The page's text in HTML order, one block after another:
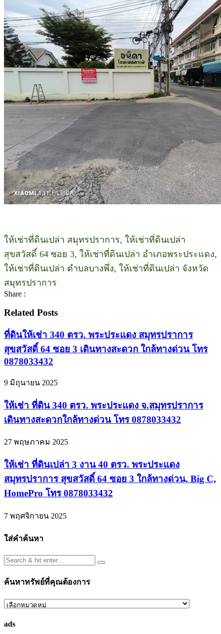
ให้เช่าที่ดินเปล่า สมุทรปราการ, ให้เช่าที่ดินเปล่า
สุขสวัสดิ์ 64 ซอย 3, ให้เช่าที่ดินเปล่า อำเภอพระประแดง,
ให้เช่าที่ดินเปล่า ตำบลบางพึ่ง, ให้เช่าที่ดินเปล่า จังหวัด
สมุทรปราการ
Share :
Related Posts
ที่ดินให้เช่า 340 ตรว. พระประแดง สมุทรปราการ
สุขสวัสดิ์ 64 ซอย 3 เดินทางสะดวก ใกล้ทางด่วน โทร
0878033432
9 มิถุนายน 2025
ให้เช่า ที่ดิน 340 ตรว. พระประแดง จ.สมุทรปราการ
เดินทางสะดวกใกล้ทางด่วน โทร 0878033432
27 พฤษภาคม 2025
ให้เช่า ที่ดินเปล่า 3 งาน 40 ตรว. พระประแดง
สมุทรปราการ สุขสวัสดิ์ 64 ซอย 3 ใกล้ทางด่วน, Big C,
HomePro โทร 0878033432
7 พฤศจิกายน 2025
ใส่คำค้นหา
ค้นหาทรัพย์ที่คุณต้องการ
ค้นหา
ที่
ads